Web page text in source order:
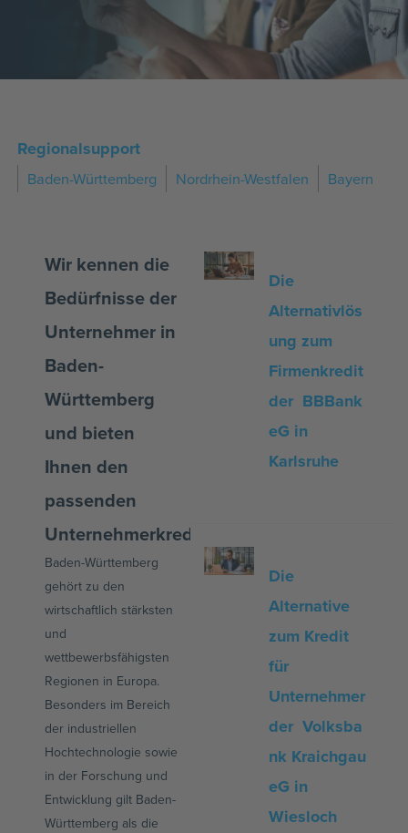
Regionalsupport
Baden-Württemberg Nordrhein-Westfalen Bayern
Wir kennen die
Bedürfnisse der
Unternehmer in
Baden-
Württemberg
und bieten
Ihnen den
passenden
Unternehmerkredit
Baden-Württemberg
gehört zu den
wirtschaftlich stärksten
und
wettbewerbsfähigsten
Regionen in Europa.
Besonders im Bereich
der industriellen
Hochtechnologie sowie
in der Forschung und
Entwicklung gilt Baden-
Württemberg als die
Die
Alternativlös
ung zum
Firmenkredit
der BBBank
eG in
Karlsruhe
Die
Alternative
zum Kredit
für
Unternehmer
der Volksba
nk Kraichgau
eG in
Wiesloch